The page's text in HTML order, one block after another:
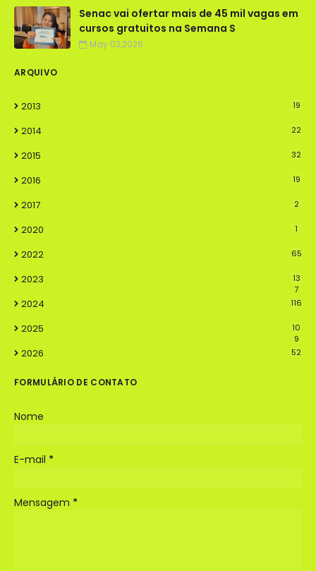
Senac vai ofertar mais de 45 mil vagas em
cursos gratuitos na Semana S
May 03,2026
ARQUIVO
2013 19
2014 22
2015 32
2016 19
2017 2
2020 1
2022 65
2023
13
7
2024 116
2025
10
9
2026 52
FORMULÁRIO DE CONTATO
Nome
E-mail *
Mensagem *